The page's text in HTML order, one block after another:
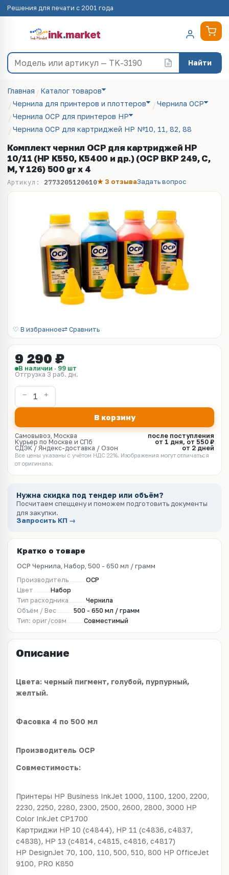
Решения для печати с 2001 года
ink.market
Найти
Главная
Каталог товаров
Чернила для принтеров и плоттеров
Чернила OCP
Чернила OCP для принтеров HP
Чернила OCP для картриджей HP №10, 11, 82, 88
Комплект чернил OCP для картриджей HP
10/11 (HP K550, K5400 и др.) (OCP BKP 249, C,
M, Y 126) 500 gr x 4
Артикул: 2773205120610★ 3 отзываЗадать вопрос
♡ В избранное⇄ Сравнить
9 290 ₽
В наличии · 99 шт
Отгрузка 3 раб. дн.
В корзину
Самовывоз, Москва
после поступления
Курьер по Москве и СПб
от 1 дня, от 550 ₽
СДЭК / Яндекс-доставка / Озон
от 2 дней
Все цены указаны с учётом НДС 22%. Изображения могут отличаться
от оригинала.
Нужна скидка под тендер или объём?
Посчитаем спеццену и поможем подготовить документы
для закупки.
Запросить КП →
Кратко о товаре
OCP Чернила, Набор, 500 - 650 мл / грамм
Производитель
OCP
Цвет
Набор
Тип расходника
Чернила
Объём / Вес
500 - 650 мл / грамм
Тип: ориг/совм
Совместимый
Описание
Цвета: черный пигмент, голубой, пурпурный,
желтый.
Фасовка 4 по 500 мл
Производитель OCP
Совместимость:
Принтеры HP Business InkJet 1000, 1100, 1200, 2200,
2230, 2250, 2280, 2300, 2500, 2600, 2800, 3000 HP
Color InkJet CP1700
Картриджи HP 10 (c4844), HP 11 (c4836, c4837,
c4838), HP 13 (c4814, c4815, c4816, c4817)
HP DesignJet 70, 100, 110, 500, 510, 800 HP OfficeJet
9100, PRO K850